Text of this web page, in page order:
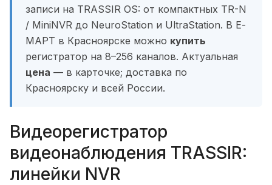
записи на TRASSIR OS: от компактных TR-N
/ MiniNVR до NeuroStation и UltraStation. В Е-
МАРТ в Красноярске можно купить
регистратор на 8–256 каналов. Актуальная
цена — в карточке; доставка по
Красноярску и всей России.
Видеорегистратор
видеонаблюдения TRASSIR:
линейки NVR